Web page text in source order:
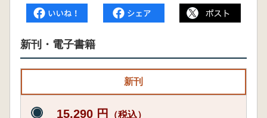
新刊・電子書籍
新刊
15,290 円 （税込）